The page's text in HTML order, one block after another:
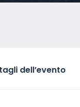
dell’evento